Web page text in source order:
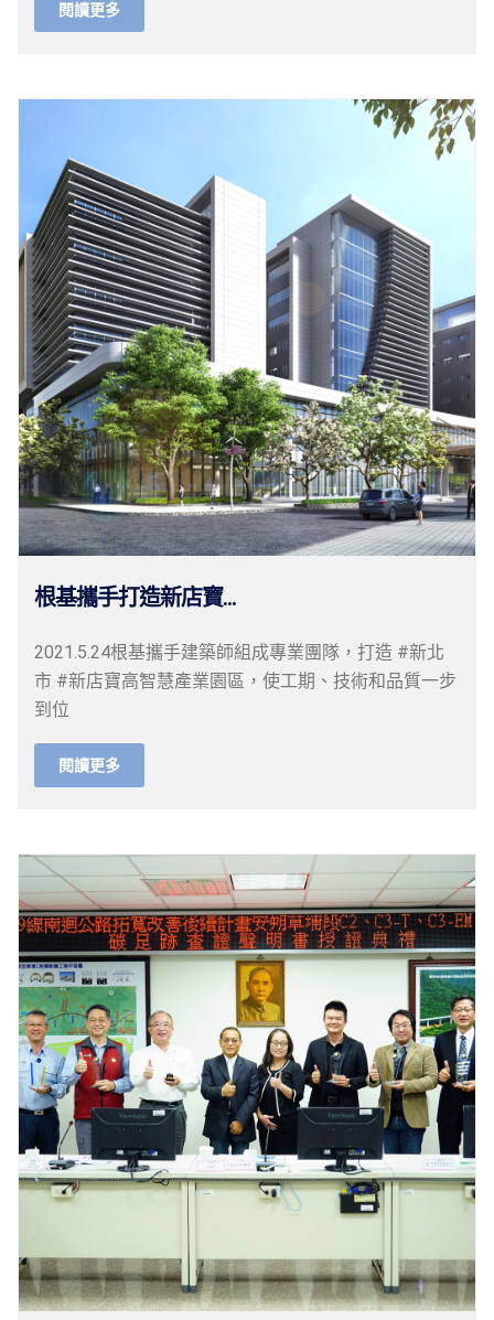
閱讀更多
根基攜手打造新店寶...
2021.5.24根基攜手建築師組成專業團隊，打造 #新北
市 #新店寶高智慧產業園區，使工期、技術和品質一步
到位
閱讀更多